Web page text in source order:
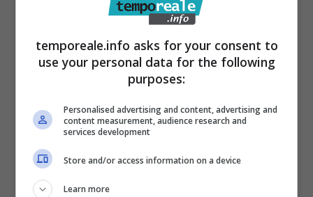
sindaci – l’ha definita “legittima e
investimenti non debba essere sostenuto
dai canoni idrici dei consumatori
resilienza che la stessa Ato 4 è riuscita ad
intercettare nel corso degli ultimi anni.
Un fatto è certo
temporeale.info asks for your consent to
use your personal data for the following
purposes:
Personalised advertising and content, advertising and
content measurement, audience research and
services development
Store and/or access information on a device
Learn more